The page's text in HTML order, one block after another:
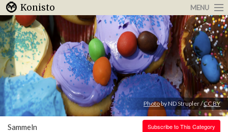
Konisto MENU
Arbeit & Karriere
Internet
Urlaub & Reisen
Photoby ND Strupler /CC BY
Sammeln Subscribe to This Category